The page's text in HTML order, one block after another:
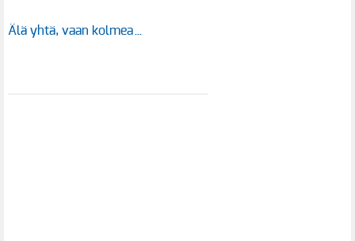
Älä yhtä, vaan kolmea…